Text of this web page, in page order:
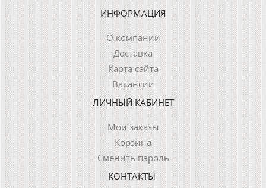
ИНФОРМАЦИЯ
О компании
Доставка
Карта сайта
Вакансии
ЛИЧНЫЙ КАБИНЕТ
Мои заказы
Корзина
Сменить пароль
КОНТАКТЫ